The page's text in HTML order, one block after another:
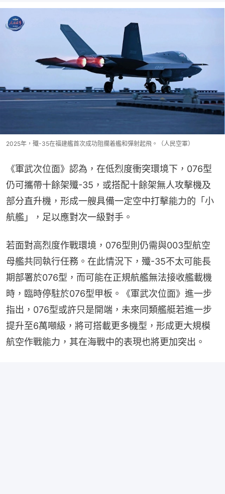
2025年，殲-35在福建艦首次成功阻攔着艦和彈射起飛。（人民空軍）
《軍武次位面》認為，在低烈度衝突環境下，076型
仍可攜帶十餘架殲-35，或搭配十餘架無人攻擊機及
部分直升機，形成一艘具備一定空中打擊能力的「小
航艦」，足以應對次一級對手。
若面對高烈度作戰環境，076型則仍需與003型航空
母艦共同執行任務。在此情況下，殲-35不太可能長
期部署於076型，而可能在正規航艦無法接收艦載機
時，臨時停駐於076型甲板。《軍武次位面》進一步
指出，076型或許只是開端，未來同類艦艇若進一步
提升至6萬噸級，將可搭載更多機型，形成更大規模
航空作戰能力，其在海戰中的表現也將更加突出。